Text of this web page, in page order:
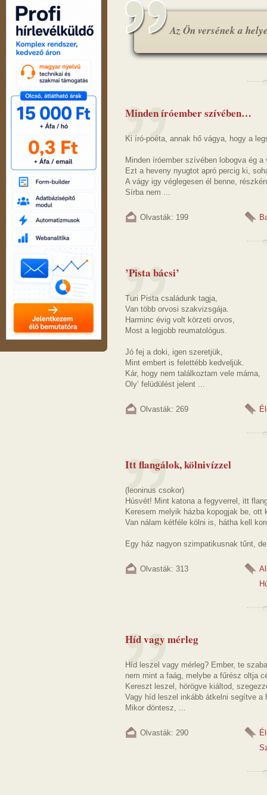
Az Ön versének a
Minden íróember szívében…
Ki író-poéta, annak hő vágya, hogy a
Minden íróember szívében lobogva ég a
Ezt a heveny nyugtot apró percig ki,
A vágy igy véglegesen él benne,
Sírba nem ...
Olvasták: 199
’Pista bácsi’
Turi Pista családunk tagja,
Van több orvosi szakvizsgája.
Harminc évig volt körzeti orvos,
Most a legjobb reumatológus.
Jó fej a doki, igen szeretjük,
Mint embert is felettébb kedveljük.
Kár, hogy nem találkoztam vele máma,
Oly’ felüdülést jelent ...
Olvasták: 269
Itt flangálok, kölnivízzel
(leoninus csokor)
Húsvét! Mint katona a fegyverrel, itt
Keresem melyik házba kopogjak be, ott
Van nálam kétféle kölni is, hátha kell
Egy ház nagyon szimpatikusnak tűnt,
Olvasták: 313
Híd vagy mérleg
Híd leszel vagy mérleg? Ember, te
nem mint a faág, melybe a fűrész oltja
Kereszt leszel, hörögve kiáltod,
Vagy híd leszel inkább átkelni segítve a
Mikor döntesz, ...
Olvasták: 290